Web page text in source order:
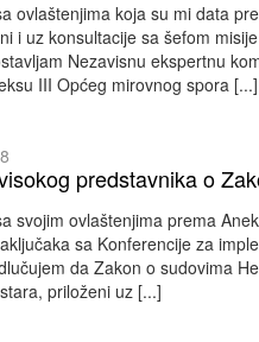
ovlaštenjima koja su mi data
i uz konsultacije sa šefom
Nezavisnu ekspertnu
III Općeg mirovnog spora [...]
predstavnika o
svojim ovlaštenjima prema
sa Konferencije za
da Zakon o sudovima
priloženi uz [...]